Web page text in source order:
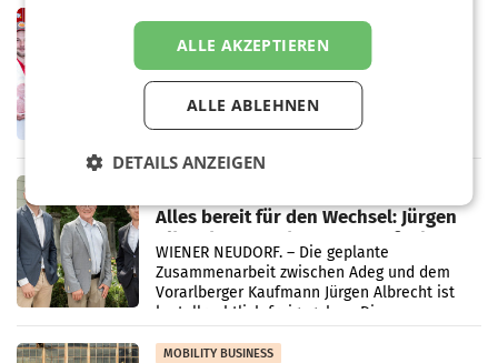
RETAIL
Penny modernisiert zwei Filialen in
Ober- und Niederösterreich
WIENER NEUDORF. – Im Rahmen einer
laufenden Modernisierungsoffensive
erneuert Penny zwei Filialen in Nieder- und
in Haag sowie im rund
Alles bereit für den Wechsel: Jürgen
Albrecht setzt ab 1.1.2027 auf Adeg
WIENER NEUDORF. – Die geplante
Zusammenarbeit zwischen Adeg und dem
Vorarlberger Kaufmann Jürgen Albrecht ist
kartellrechtlich freigegeben: Die
Bundeswettbewerbsbehörde und der
Bundeskartellanwalt
MOBILITY BUSINESS
ALLE AKZEPTIEREN
ALLE ABLEHNEN
DETAILS ANZEIGEN